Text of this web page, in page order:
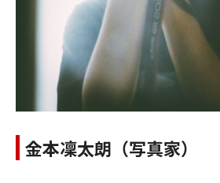
金本凜太朗（写真家）